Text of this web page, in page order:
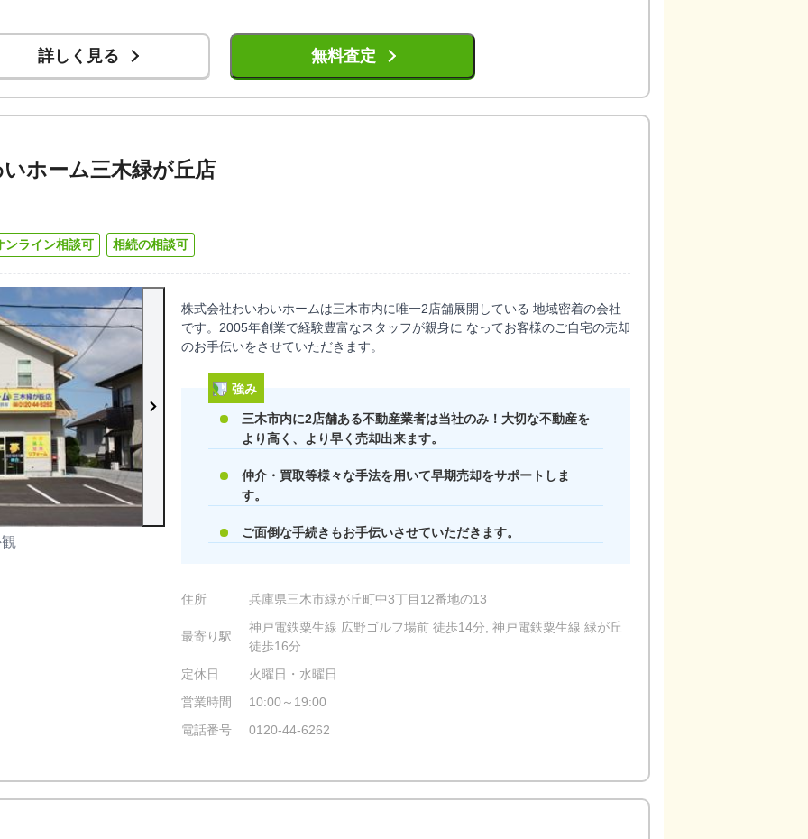
詳しく見る 無料査定
ホーム三木緑が丘店
ンライン相談可 相続の相談可
店内の様子
株式会社わいわいホームは三木市内に唯一2店舗展開している 地域密着の会社
です。2005年創業で経験豊富なスタッフが親身に なってお客様のご自宅の売却
のお手伝いをさせていただきます。
強み
三木市内に2店舗ある不動産業者は当社のみ！大切な不動産を
より高く、より早く売却出来ます。
仲介・買取等様々な手法を用いて早期売却をサポートしま
す。
ご面倒な手続きもお手伝いさせていただきます。
住所 兵庫県三木市緑が丘町中3丁目12番地の13
最寄り駅
神戸電鉄粟生線 広野ゴルフ場前 徒歩14分, 神戸電鉄粟生線 緑が丘
徒歩16分
定休日
火曜日・水曜日
営業時間
10:00～19:00
電話番号
0120-44-6262